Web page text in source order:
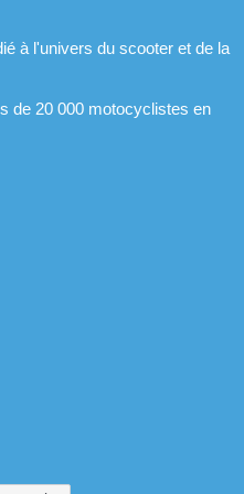
50
à l'univers du scooter et de la
de 20 000 motocyclistes en